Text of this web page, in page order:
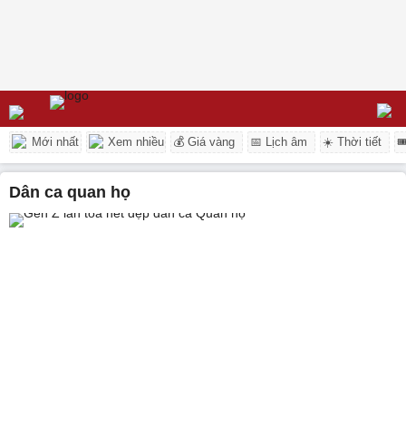
Mới nhất Xem nhiều 💰 Giá vàng 📅 Lịch âm ☀️ Thời tiết
dân ca quan họ